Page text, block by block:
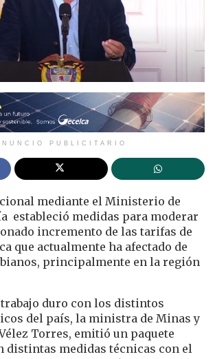
PUBLICITARIO
mediante el Ministerio de
estableció medidas para moderar
incremento de las tarifas de
que actualmente ha afectado de
principalmente en la región
trabajo duro con los distintos
del país, la ministra de Minas y
Torres, emitió un paquete
distintas medidas técnicas con el